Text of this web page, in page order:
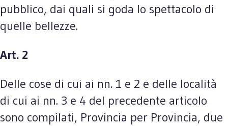
pubblico, dai quali si goda lo spettacolo di
quelle bellezze.
Art. 2
Delle cose di cui ai nn. 1 e 2 e delle località
di cui ai nn. 3 e 4 del precedente articolo
sono compilati, Provincia per Provincia, due